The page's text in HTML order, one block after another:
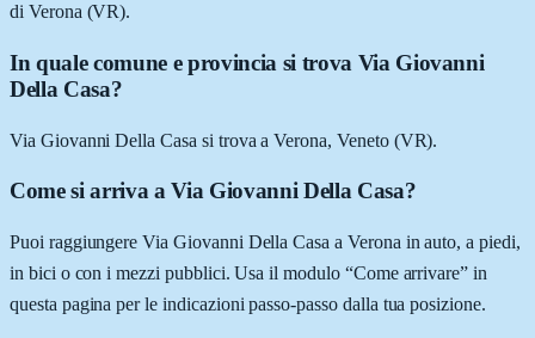
di Verona (VR).
In quale comune e provincia si trova Via Giovanni
Della Casa?
Via Giovanni Della Casa si trova a Verona, Veneto (VR).
Come si arriva a Via Giovanni Della Casa?
Puoi raggiungere Via Giovanni Della Casa a Verona in auto, a piedi,
in bici o con i mezzi pubblici. Usa il modulo “Come arrivare” in
questa pagina per le indicazioni passo-passo dalla tua posizione.